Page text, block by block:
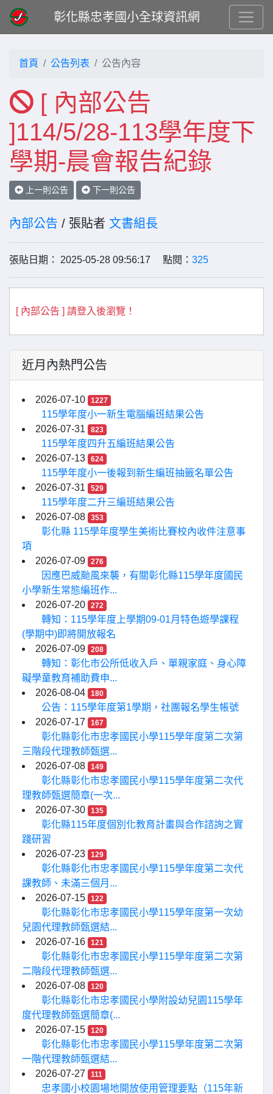
彰化縣忠孝國小全球資訊網
首頁 公告列表 公告內容
[ 內部公告
]114/5/28-113學年度下
學期-晨會報告紀錄
上一則公告 下一則公告
內部公告 / 張貼者 文書組長
張貼日期： 2025-05-28 09:56:17 點閱： 325
[ 內部公告 ] 請登入後瀏覽！
近月內熱門公告
2026-07-10 1227
115學年度小一新生電腦編班結果公告
2026-07-31
823
115學年度四升五編班結果公告
2026-07-13
624
115學年度小一後報到新生編班抽籤名單公告
2026-07-31
529
115學年度二升三編班結果公告
2026-07-08
353
彰化縣 115學年度學生美術比賽校內收件注意事
項
2026-07-09
276
因應巴威颱風來襲，有關彰化縣115學年度國民
小學新生常態編班作...
2026-07-20
272
轉知：115學年度上學期09-01月特色遊學課程
(學期中)即將開放報名
2026-07-09
208
轉知：彰化市公所低收入戶、單親家庭、身心障
礙學童教育補助費申...
2026-08-04
180
公告：115學年度第1學期，社團報名學生帳號
2026-07-17
167
彰化縣彰化市忠孝國民小學115學年度第二次第
三階段代理教師甄選...
2026-07-08
149
彰化縣彰化市忠孝國民小學115學年度第二次代
理教師甄選簡章(一次...
2026-07-30
135
彰化縣115年度個別化教育計畫與合作諮詢之實
踐研習
2026-07-23
129
彰化縣彰化市忠孝國民小學115學年度第二次代
課教師、未滿三個月...
2026-07-15
122
彰化縣彰化市忠孝國民小學115學年度第一次幼
兒園代理教師甄選結...
2026-07-16
121
彰化縣彰化市忠孝國民小學115學年度第二次第
二階段代理教師甄選...
2026-07-08
120
彰化縣彰化市忠孝國民小學附設幼兒園115學年
度代理教師甄選簡章(...
2026-07-15
120
彰化縣彰化市忠孝國民小學115學年度第二次第
一階代理教師甄選結...
2026-07-27
111
忠孝國小校園場地開放使用管理要點（115年新